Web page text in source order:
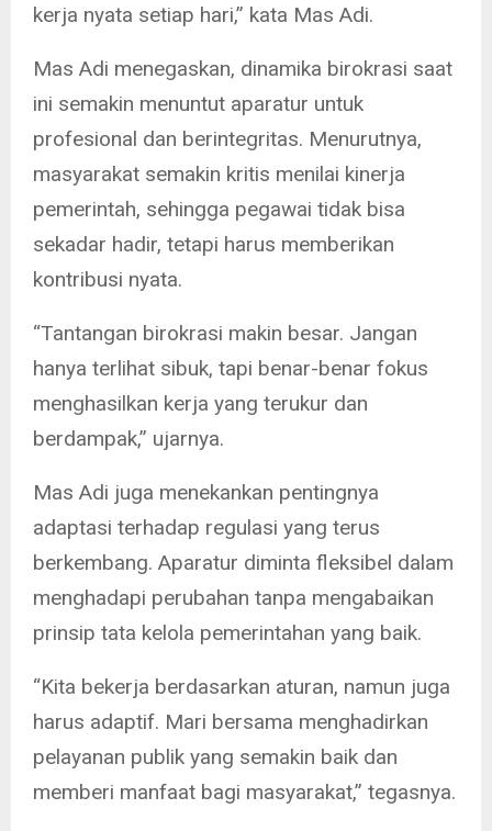
kerja nyata setiap hari,” kata Mas Adi.
Mas Adi menegaskan, dinamika birokrasi saat
ini semakin menuntut aparatur untuk
profesional dan berintegritas. Menurutnya,
masyarakat semakin kritis menilai kinerja
pemerintah, sehingga pegawai tidak bisa
sekadar hadir, tetapi harus memberikan
kontribusi nyata.
“Tantangan birokrasi makin besar. Jangan
hanya terlihat sibuk, tapi benar-benar fokus
menghasilkan kerja yang terukur dan
berdampak,” ujarnya.
Mas Adi juga menekankan pentingnya
adaptasi terhadap regulasi yang terus
berkembang. Aparatur diminta fleksibel dalam
menghadapi perubahan tanpa mengabaikan
prinsip tata kelola pemerintahan yang baik.
“Kita bekerja berdasarkan aturan, namun juga
harus adaptif. Mari bersama menghadirkan
pelayanan publik yang semakin baik dan
memberi manfaat bagi masyarakat,” tegasnya.